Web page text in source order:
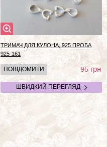
ТРИМАЧ ДЛЯ КУЛОНА, 925 ПРОБА
925-161
ПОВІДОМИТИ 95грн
ШВИДКИЙ ПЕРЕГЛЯД